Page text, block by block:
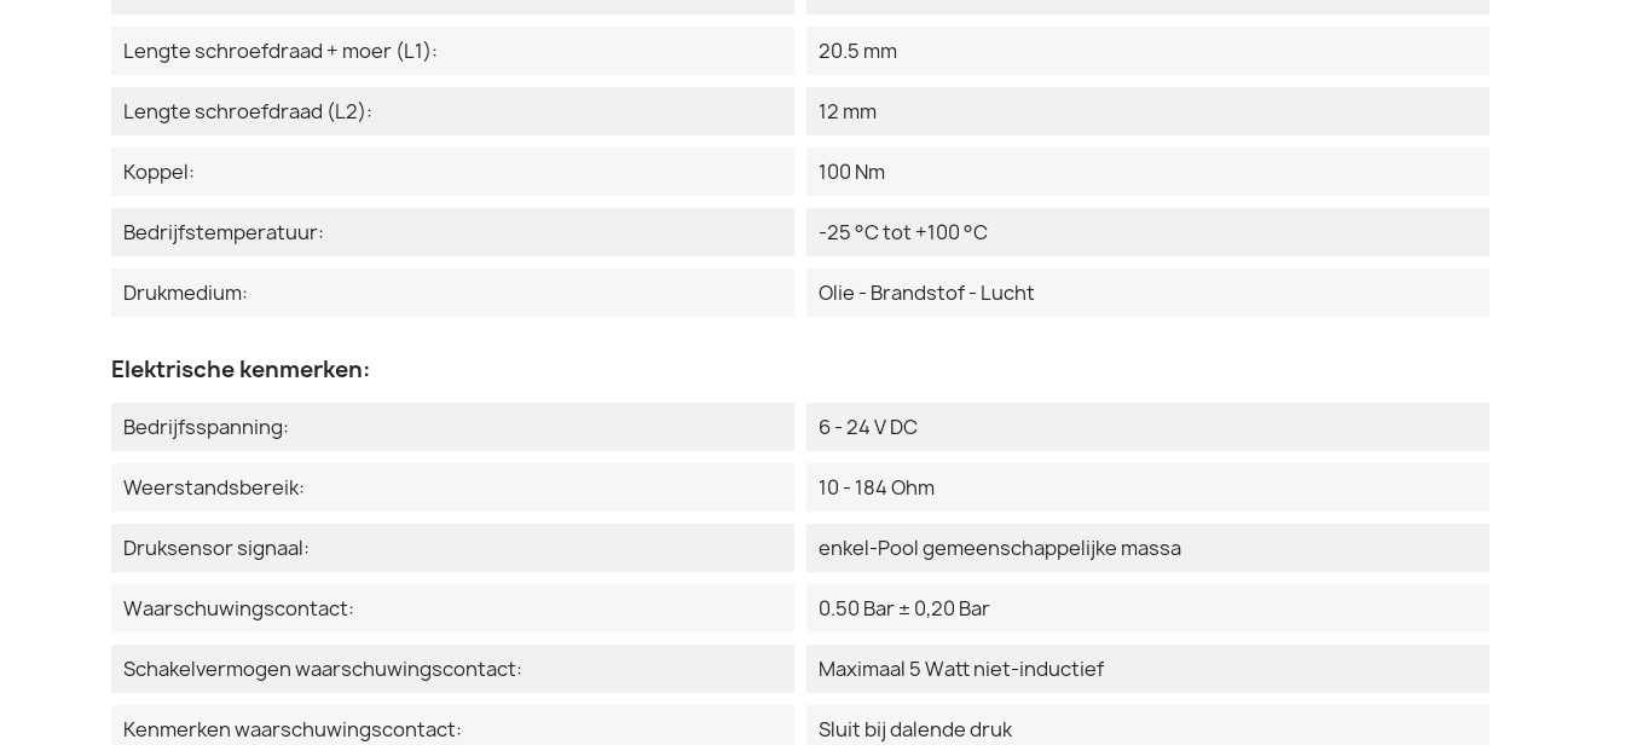
Lengte schroefdraad + moer (L1): 20.5 mm
Lengte schroefdraad (L2): 12 mm
Koppel: 100 Nm
Bedrijfstemperatuur: -25 °C tot +100 °C
Drukmedium: Olie - Brandstof - Lucht
Elektrische kenmerken:
Bedrijfsspanning: 6 - 24 V DC
Weerstandsbereik: 10 - 184 Ohm
Druksensor signaal: enkel-Pool gemeenschappelijke massa
Waarschuwingscontact: 0.50 Bar ± 0,20 Bar
Schakelvermogen waarschuwingscontact: Maximaal 5 Watt niet-inductief
Kenmerken waarschuwingscontact: Sluit bij dalende druk